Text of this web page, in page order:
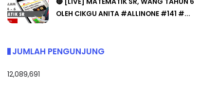
OLEH CIKGU ANITA #ALLINONE #141 #...
JUMLAH PENGUNJUNG
12,089,691